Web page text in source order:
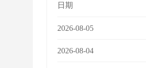
日期
2026-08-05
2026-08-04